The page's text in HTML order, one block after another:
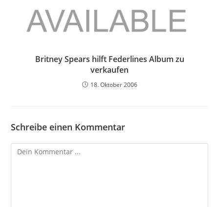
Britney Spears hilft Federlines Album zu
verkaufen
18. Oktober 2006
Schreibe einen Kommentar
Kommentieren